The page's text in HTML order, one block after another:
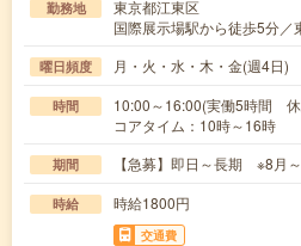
勤務地
東京都江東区
国際展示場駅から徒歩5分
曜日頻度 月・火・水・木・金(週4日)
時間
10:00～16:00(実働5時間
コアタイム：10時～16時
期間 【急募】即日～長期 ※8月～
時給 時給1800円
交通費